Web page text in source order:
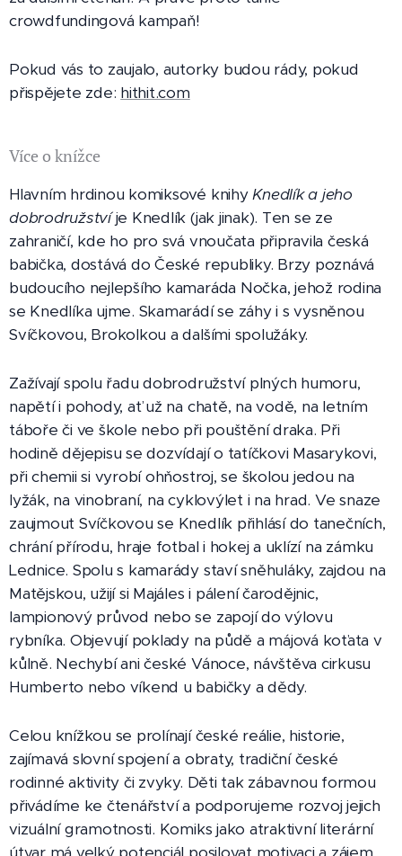
crowdfundingová kampaň!
Pokud vás to zaujalo, autorky budou rády, pokud
přispějete zde: hithit.com
Více o knížce
​Hlavním hrdinou komiksové knihyKnedlík a jeho
dobrodružstvíje Knedlík (jak jinak). Ten se ze
zahraničí, kde ho pro svá vnoučata připravila česká
babička, dostává do České republiky. Brzy poznává
budoucího nejlepšího kamaráda Nočka, jehož rodina
se Knedlíka ujme. Skamarádí se záhy i s vysněnou
Svíčkovou, Brokolkou a dalšími spolužáky.
Zažívají spolu řadu dobrodružství plných humoru,
napětí i pohody, ať už na chatě, na vodě, na letním
táboře či ve škole nebo při pouštění draka. Při
hodině dějepisu se dozvídají o tatíčkovi Masarykovi,
při chemii si vyrobí ohňostroj, se školou jedou na
lyžák, na vinobraní, na cyklovýlet i na hrad. Ve snaze
zaujmout Svíčkovou se Knedlík přihlásí do tanečních,
chrání přírodu, hraje fotbal i hokej a uklízí na zámku
Lednice. Spolu s kamarády staví sněhuláky, zajdou na
Matějskou, užijí si Majáles i pálení čarodějnic,
lampionový průvod nebo se zapojí do výlovu
rybníka. Objevují poklady na půdě a májová koťata v
kůlně. Nechybí ani české Vánoce, návštěva cirkusu
Humberto nebo víkend u babičky a dědy.
Celou knížkou se prolínají české reálie, historie,
zajímavá slovní spojení a obraty, tradiční české
rodinné aktivity či zvyky. Děti tak zábavnou formou
přivádíme ke čtenářství a podporujeme rozvoj jejich
vizuální gramotnosti. Komiks jako atraktivní literární